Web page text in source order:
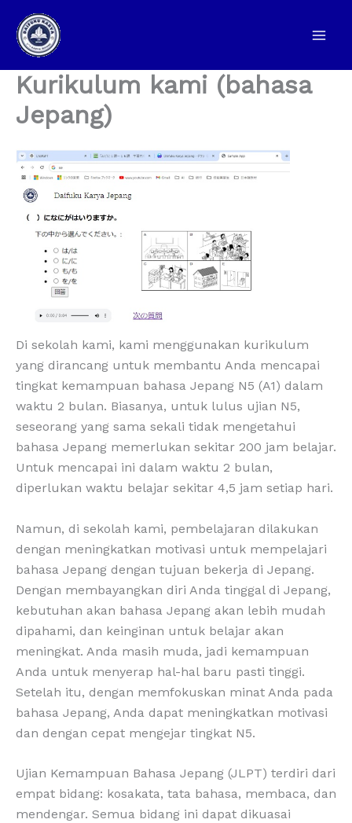
ス Kurikulum kami (bahasa
Jepang)
Di sekolah kami, kami menggunakan kurikulum
yang dirancang untuk membantu Anda mencapai
tingkat kemampuan bahasa Jepang N5 (A1) dalam
waktu 2 bulan. Biasanya, untuk lulus ujian N5,
seseorang yang sama sekali tidak mengetahui
bahasa Jepang memerlukan sekitar 200 jam belajar.
Untuk mencapai ini dalam waktu 2 bulan,
diperlukan waktu belajar sekitar 4,5 jam setiap hari.
Namun, di sekolah kami, pembelajaran dilakukan
dengan meningkatkan motivasi untuk mempelajari
bahasa Jepang dengan tujuan bekerja di Jepang.
Dengan membayangkan diri Anda tinggal di Jepang,
kebutuhan akan bahasa Jepang akan lebih mudah
dipahami, dan keinginan untuk belajar akan
meningkat. Anda masih muda, jadi kemampuan
Anda untuk menyerap hal-hal baru pasti tinggi.
Setelah itu, dengan memfokuskan minat Anda pada
bahasa Jepang, Anda dapat meningkatkan motivasi
dan dengan cepat mengejar tingkat N5.
Ujian Kemampuan Bahasa Jepang (JLPT) terdiri dari
empat bidang: kosakata, tata bahasa, membaca, dan
mendengar. Semua bidang ini dapat dikuasai